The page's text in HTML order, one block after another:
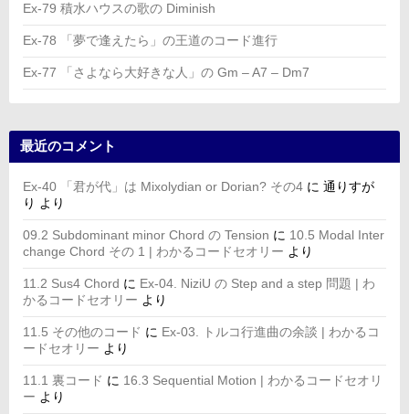
Ex-79 積水ハウスの歌の Diminish
Ex-78 「夢で逢えたら」の王道のコード進行
Ex-77 「さよなら大好きな人」の Gm – A7 – Dm7
最近のコメント
Ex-40 「君が代」は Mixolydian or Dorian? その4 に 通りすが
り より
09.2 Subdominant minor Chord の Tension に 10.5 Modal Inter
change Chord その 1 | わかるコードセオリー より
11.2 Sus4 Chord に Ex-04. NiziU の Step and a step 問題 | わ
かるコードセオリー より
11.5 その他のコード に Ex-03. トルコ行進曲の余談 | わかるコ
ードセオリー より
11.1 裏コード に 16.3 Sequential Motion | わかるコードセオリ
ー より